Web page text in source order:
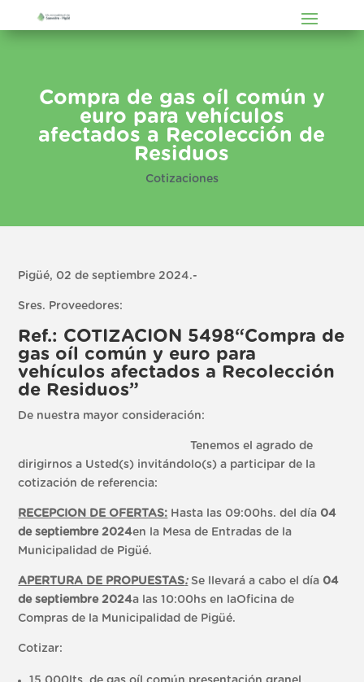
Compra de gas oíl común y
euro para vehículos
afectados a Recolección de
Residuos
Cotizaciones
Pigüé, 02 de septiembre 2024.-
Sres. Proveedores:
Ref.: COTIZACION 5498“Compra de
gas oíl común y euro para
vehículos afectados a Recolección
de Residuos”
De nuestra mayor consideración:
Tenemos el agrado de
dirigirnos a Usted(s) invitándolo(s) a participar de la
cotización de referencia:
RECEPCION DE OFERTAS: Hasta las 09:00hs. del día 04
de septiembre 2024en la Mesa de Entradas de la
Municipalidad de Pigüé.
APERTURA DE PROPUESTAS:Se llevará a cabo el día 04
de septiembre 2024a las 10:00hs en laOficina de
Compras de la Municipalidad de Pigüé.
Cotizar: